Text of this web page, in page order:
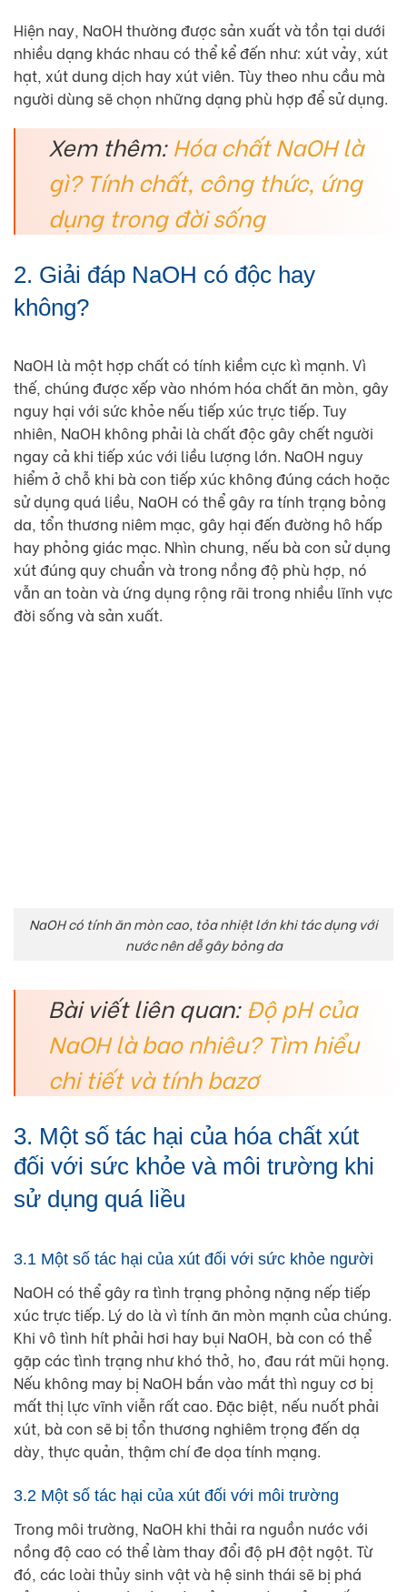
Hiện nay, NaOH thường được sản xuất và tồn tại dưới
nhiều dạng khác nhau có thể kể đến như: xút vảy, xút
hạt, xút dung dịch hay xút viên. Tùy theo nhu cầu mà
người dùng sẽ chọn những dạng phù hợp để sử dụng.
Xem thêm:Hóa chất NaOH là
gì? Tính chất, công thức, ứng
dụng trong đời sống
2. Giải đáp NaOH có độc hay
không?
NaOH là một hợp chất có tính kiềm cực kì mạnh. Vì
thế, chúng được xếp vào nhóm hóa chất ăn mòn, gây
nguy hại với sức khỏe nếu tiếp xúc trực tiếp. Tuy
nhiên, NaOH không phải là chất độc gây chết người
ngay cả khi tiếp xúc với liều lượng lớn. NaOH nguy
hiểm ở chỗ khi bà con tiếp xúc không đúng cách hoặc
sử dụng quá liều, NaOH có thể gây ra tính trạng bỏng
da, tổn thương niêm mạc, gây hại đến đường hô hấp
hay phỏng giác mạc. Nhìn chung, nếu bà con sử dụng
xút đúng quy chuẩn và trong nồng độ phù hợp, nó
vẫn an toàn và ứng dụng rộng rãi trong nhiều lĩnh vực
đời sống và sản xuất.
NaOH có tính ăn mòn cao, tỏa nhiệt lớn khi tác dụng với
nước nên dễ gây bỏng da
Bài viết liên quan: Độ pH của
NaOH là bao nhiêu? Tìm hiểu
chi tiết và tính bazơ
3. Một số tác hại của hóa chất xút
đối với sức khỏe và môi trường khi
sử dụng quá liều
3.1 Một số tác hại của xút đối với sức khỏe người
NaOH có thể gây ra tình trạng phỏng nặng nếp tiếp
xúc trực tiếp. Lý do là vì tính ăn mòn mạnh của chúng.
Khi vô tình hít phải hơi hay bụi NaOH, bà con có thể
gặp các tình trạng như khó thở, ho, đau rát mũi họng.
Nếu không may bị NaOH bắn vào mắt thì nguy cơ bị
mất thị lực vĩnh viễn rất cao. Đặc biệt, nếu nuốt phải
xút, bà con sẽ bị tổn thương nghiêm trọng đến dạ
dày, thực quản, thậm chí đe dọa tính mạng.
3.2 Một số tác hại của xút đối với môi trường
Trong môi trường, NaOH khi thải ra nguồn nước với
nồng độ cao có thể làm thay đổi độ pH đột ngột. Từ
đó, các loài thủy sinh vật và hệ sinh thái sẽ bị phá